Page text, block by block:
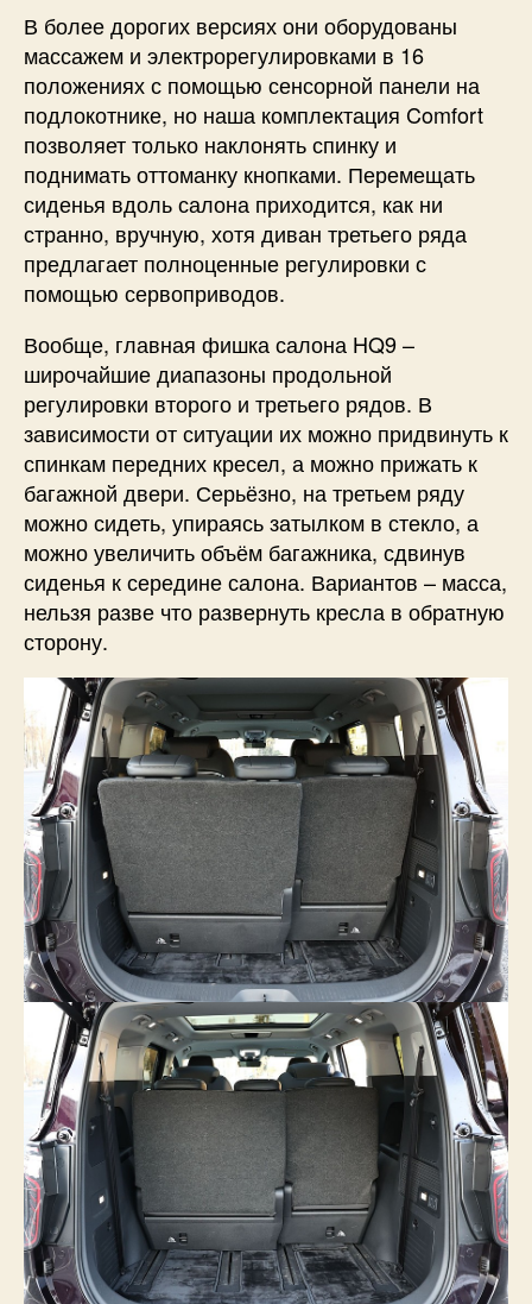
В более дорогих версиях они оборудованы
массажем и электрорегулировками в 16
положениях с помощью сенсорной панели на
подлокотнике, но наша комплектация Comfort
позволяет только наклонять спинку и
поднимать оттоманку кнопками. Перемещать
сиденья вдоль салона приходится, как ни
странно, вручную, хотя диван третьего ряда
предлагает полноценные регулировки с
помощью сервоприводов.
Вообще, главная фишка салона HQ9 –
широчайшие диапазоны продольной
регулировки второго и третьего рядов. В
зависимости от ситуации их можно придвинуть к
спинкам передних кресел, а можно прижать к
багажной двери. Серьёзно, на третьем ряду
можно сидеть, упираясь затылком в стекло, а
можно увеличить объём багажника, сдвинув
сиденья к середине салона. Вариантов – масса,
нельзя разве что развернуть кресла в обратную
сторону.